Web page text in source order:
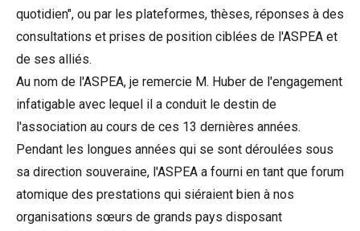
quotidien", ou par les plateformes, thèses, réponses à des
consultations et prises de position ciblées de l'ASPEA et
de ses alliés.
Au nom de l'ASPEA, je remercie M. Huber de l'engagement
infatigable avec lequel il a conduit le destin de
l'association au cours de ces 13 dernières années.
Pendant les longues années qui se sont déroulées sous
sa direction souveraine, l'ASPEA a fourni en tant que forum
atomique des prestations qui siéraient bien à nos
organisations sœurs de grands pays disposant